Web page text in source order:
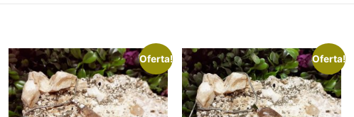
Oferta! Oferta!